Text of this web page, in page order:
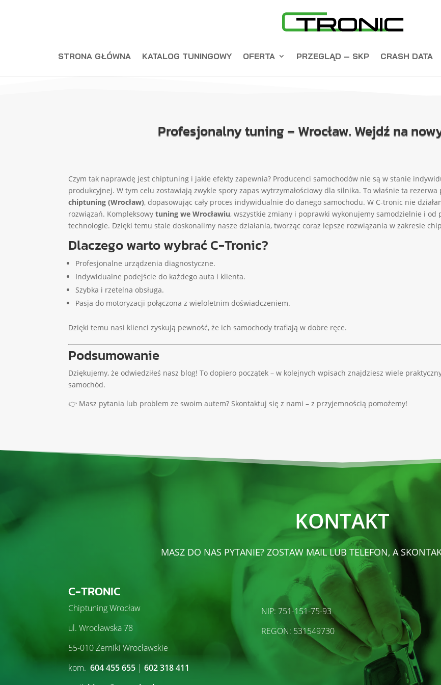
STRONA GŁÓWNA KATALOG TUNINGOWY OFERTA PRZEGLĄD – SKP CRASH DATA
Profesjonalny tuning – Wrocław. Wejdź na
Czym tak naprawdę jest chiptuning i jakie efekty zapewnia? Producenci samochodów nie są w stanie
produkcyjnej. W tym celu zostawiają zwykle spory zapas wytrzymałościowy dla silnika. To właśnie ta
chiptuning (Wrocław), dopasowując cały proces indywidualnie do danego samochodu. W C-tronic nie
rozwiązań. Kompleksowytuning we Wrocławiu, wszystkie zmiany i poprawki wykonujemy samodzielnie i od
technologie. Dzięki temu stale doskonalimy nasze działania, tworząc coraz lepsze rozwiązania w zakresie
Dlaczego warto wybrać C-Tronic?
Profesjonalne urządzenia diagnostyczne.
Indywidualne podejście do każdego auta i klienta.
Szybka i rzetelna obsługa.
Pasja do motoryzacji połączona z wieloletnim doświadczeniem.
Dzięki temu nasi klienci zyskują pewność, że ich samochody trafiają w dobre ręce.
Podsumowanie
Dziękujemy, że odwiedziłeś nasz blog! To dopiero początek – w kolejnych wpisach znajdziesz wiele
samochód.
👉 Masz pytania lub problem ze swoim autem? Skontaktuj się z nami – z przyjemnością pomożemy!
KONTAKT
MASZ DO NAS PYTANIE? ZOSTAW MAIL LUB TELEFON, A
C-TRONIC
Chiptuning Wrocław
ul. Wrocławska 78
55-010 Żerniki Wrocławskie
kom.604 455 655 |602 318 411
NIP: 751-151-75-93
REGON: 531549730